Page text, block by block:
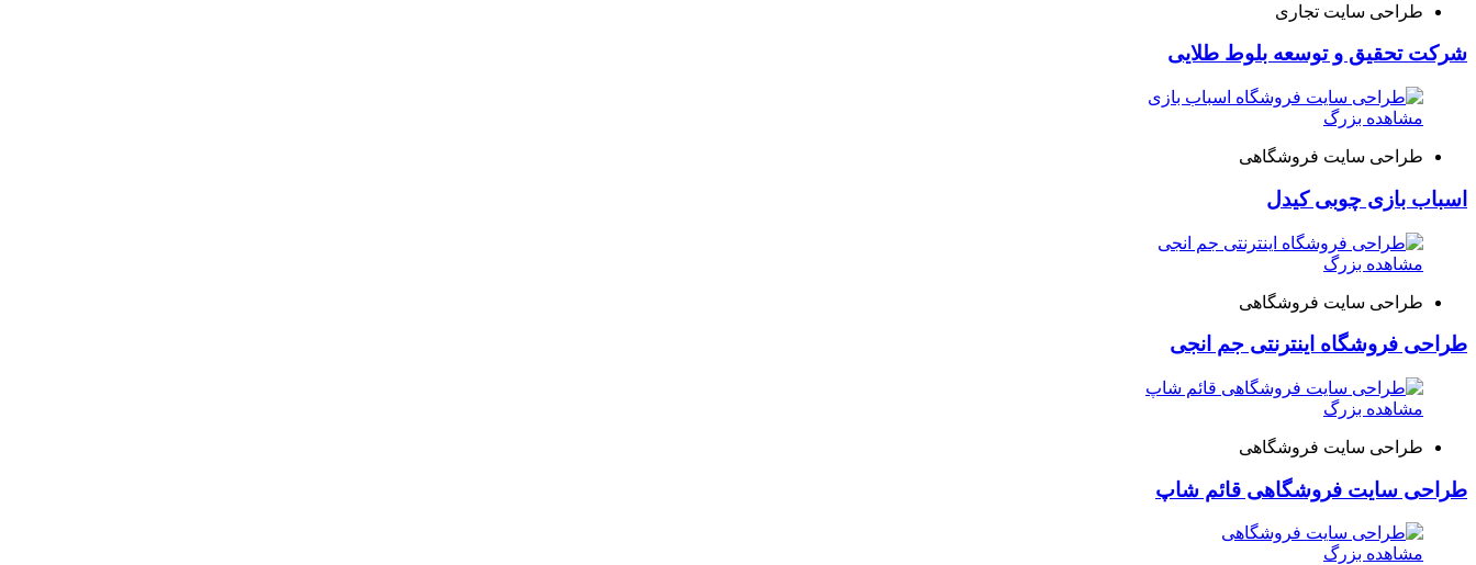
طراحی سایت تجاری
شرکت تحقیق و توسعه بلوط طلایی
مشاهده بزرگ
طراحی سایت فروشگاهی
اسباب بازی چوبی کیدل
مشاهده بزرگ
طراحی سایت فروشگاهی
طراحی فروشگاه اینترنتی جم انجی
مشاهده بزرگ
طراحی سایت فروشگاهی
طراحی سایت فروشگاهی قائم شاپ
مشاهده بزرگ